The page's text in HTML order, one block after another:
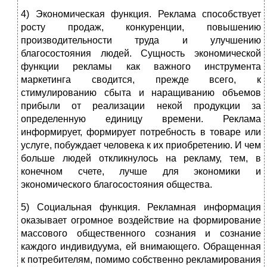
4) Экономическая функция. Реклама способствует
росту продаж, конкуренции, повышению
производительности труда и улучшению
благосостояния людей. Сущность экономической
функции рекламы как важного инструмента
маркетинга сводится, прежде всего, к
стимулированию сбыта и наращиванию объемов
прибыли от реализации некой продукции за
определенную единицу времени. Реклама
информирует, формирует потребность в товаре или
услуге, побуждает человека к их приобретению. И чем
больше людей откликнулось на рекламу, тем, в
конечном счете, лучше для экономики и
экономического благосостояния общества.
5) Социальная функция. Рекламная информация
оказывает огромное воздействие на формирование
массового общественного сознания и сознание
каждого индивидуума, ей внимающего. Обращенная
к потребителям, помимо собственно рекламирования